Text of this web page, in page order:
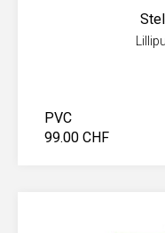
PVC
99.00 CHF